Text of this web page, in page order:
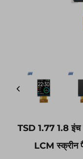
TSD 1.77 1.8
LCM स्क्रीन